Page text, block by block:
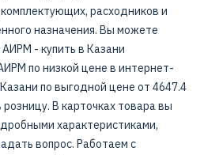
расходников и
назначения. Вы можете
- купить в Казани
по низкой цене в интернет-
по выгодной цене от 4647.4
В карточках товара вы
характеристиками,
вопрос. Работаем с